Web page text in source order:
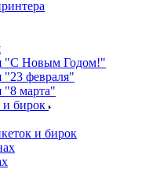
"С Новым Годом!"
"23 февраля"
"8 марта"
и бирок
и бирок